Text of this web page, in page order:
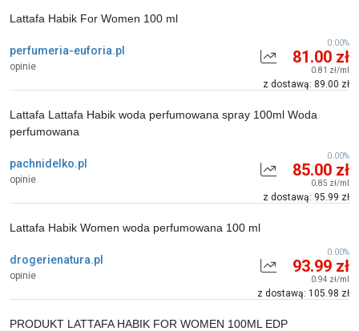
perfumeria-euforia.pl
opinie
Lattafa Habik For Women 100 ml
81.00 zł
0.81 zł/ml
z dostawą: 89.00 zł
0.00%
pachnidelko.pl
opinie
Lattafa Lattafa Habik woda perfumowana spray 100ml Woda
perfumowana
85.00 zł
0.85 zł/ml
z dostawą: 95.99 zł
0.00%
drogerienatura.pl
opinie
Lattafa Habik Women woda perfumowana 100 ml
93.99 zł
0.94 zł/ml
z dostawą: 105.98 zł
0.00%
PRODUKT LATTAFA HABIK FOR WOMEN 100ML EDP